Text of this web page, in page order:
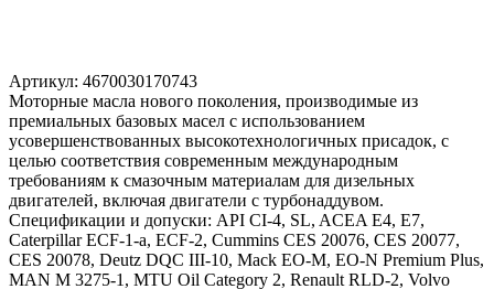
Артикул: 4670030170743
Моторные масла нового поколения, производимые из
премиальных базовых масел с использованием
усовершенствованных высокотехнологичных присадок, с
целью соответствия современным международным
требованиям к смазочным материалам для дизельных
двигателей, включая двигатели с турбонаддувом.
Спецификации и допуски: API CI-4, SL, ACEA E4, E7,
Caterpillar ECF-1-a, ECF-2, Cummins CES 20076, CES 20077,
CES 20078, Deutz DQC III-10, Mack EO-M, EO-N Premium Plus,
MAN M 3275-1, MTU Oil Category 2, Renault RLD-2, Volvo